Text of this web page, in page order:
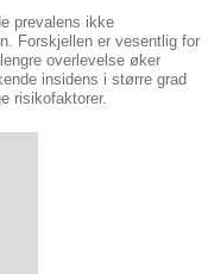
prevalens ikke
Forskjellen er vesentlig for
overlevelse øker
insidens i større grad
risikofaktorer.